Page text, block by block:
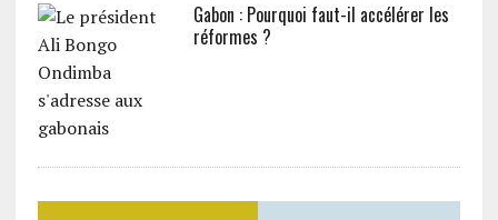
Gabon : Pourquoi faut-il accélérer les
réformes ?